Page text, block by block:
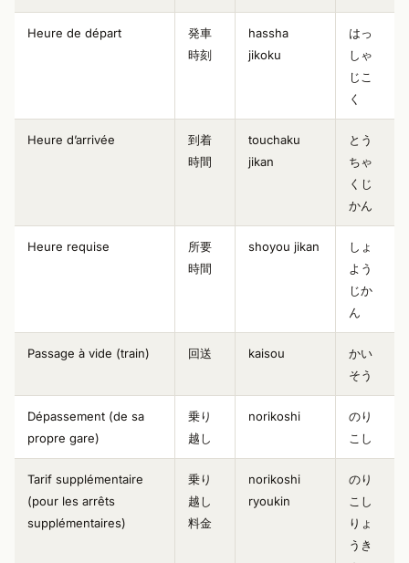
Heure de départ
発車
時刻
hassha
jikoku
はっ
しゃ
じこ
く
Heure d’arrivée
到着
時間
touchaku
jikan
とう
ちゃ
くじ
かん
Heure requise
所要
時間
shoyou jikan
しょ
よう
じか
ん
Passage à vide (train) 回送 kaisou
かい
そう
Dépassement (de sa
propre gare)
乗り
越し
norikoshi
のり
こし
Tarif supplémentaire
(pour les arrêts
supplémentaires)
乗り
越し
料金
norikoshi
ryoukin
のり
こし
りょ
うき